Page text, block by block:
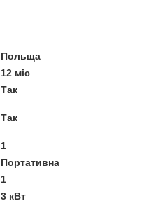
Польща
12 міс
Так
Так
1
Портативна
1
3 кВт